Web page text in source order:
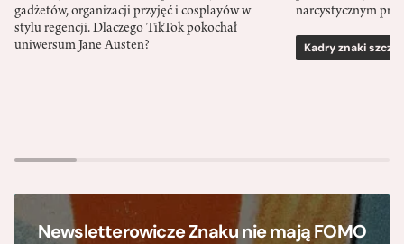
gadżetów, organizacji przyjęć i cosplayów w
stylu regencji. Dlaczego TikTok pokochał
uniwersum Jane Austen?
narcystycznym
Kadry znaki
Newsletterowicze Znaku nie mają FOMO